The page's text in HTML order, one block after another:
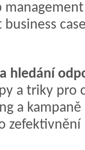
business
hledání
a triky pro
a
zefektivnění